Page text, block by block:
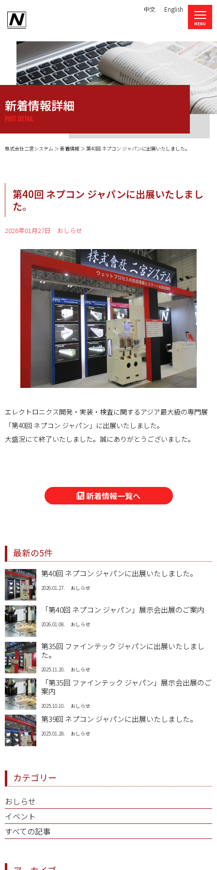
中文 English
新着情報詳細
POST DETAIL
株式会社二宮システム 新着情報 第40回 ネプコン ジャパンに出展いたしました。
第40回 ネプコン ジャパンに出展いたしまし
た。
2026年01月27日 おしらせ
エレクトロニクス開発・実装・検査に関するアジア最大級の専門展
「第40回 ネプコン ジャパン」に出展いたしました。
大盛況にて終了いたしました。誠にありがとうございました。
新着情報一覧へ
最新の5件
第40回 ネプコン ジャパンに出展いたしました。
2026.01.27. おしらせ
「第40回 ネプコン ジャパン」展示会出展のご案内
2026.01.08. おしらせ
第35回 ファインテック ジャパンに出展いたしまし
た。
2025.11.20. おしらせ
「第35回 ファインテック ジャパン」展示会出展のご
案内
2025.10.10. おしらせ
第39回 ネプコン ジャパンに出展いたしました。
2025.01.28. おしらせ
カテゴリー
おしらせ
イベント
すべての記事